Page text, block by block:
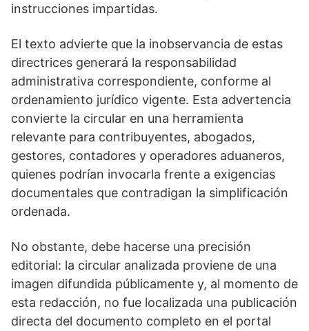
instrucciones impartidas.
El texto advierte que la inobservancia de estas
directrices generará la responsabilidad
administrativa correspondiente, conforme al
ordenamiento jurídico vigente. Esta advertencia
convierte la circular en una herramienta
relevante para contribuyentes, abogados,
gestores, contadores y operadores aduaneros,
quienes podrían invocarla frente a exigencias
documentales que contradigan la simplificación
ordenada.
No obstante, debe hacerse una precisión
editorial: la circular analizada proviene de una
imagen difundida públicamente y, al momento de
esta redacción, no fue localizada una publicación
directa del documento completo en el portal